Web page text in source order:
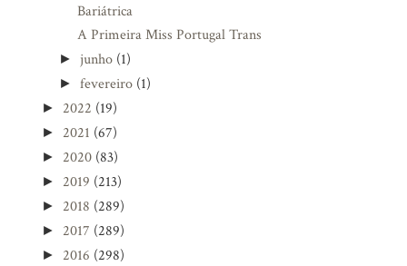
Bariátrica
A Primeira Miss Portugal Trans
► junho (1)
► fevereiro (1)
► 2022 (19)
► 2021 (67)
► 2020 (83)
► 2019 (213)
► 2018 (289)
► 2017 (289)
► 2016 (298)